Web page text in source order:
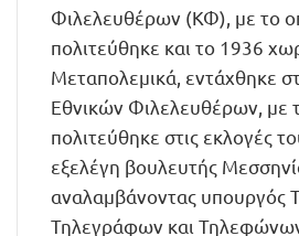
Φιλελευθέρων (ΚΦ), με το
πολιτεύθηκε και το 1936
Μεταπολεμικά, εντάχθηκε
Εθνικών Φιλελευθέρων, με
πολιτεύθηκε στις εκλογές
εξελέγη βουλευτής
αναλαμβάνοντας υπουργός
Τηλεγράφων και